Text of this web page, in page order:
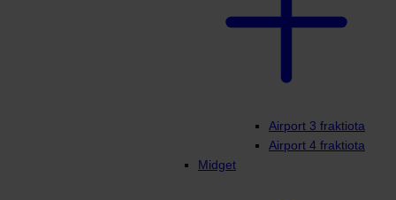
Airport 3 fraktiota
Airport 4 fraktiota
Midget